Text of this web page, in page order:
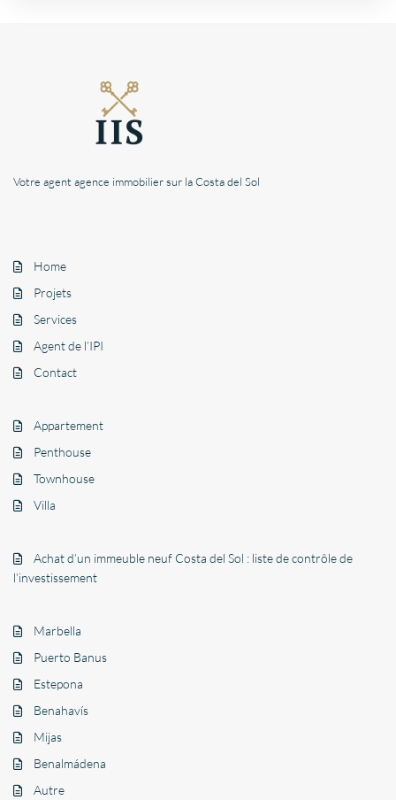
Votre agent agence immobilier sur la Costa del Sol
Home
Projets
Services
Agent de l’IPI
Contact
Appartement
Penthouse
Townhouse
Villa
Achat d’un immeuble neuf Costa del Sol : liste de contrôle de
l’investissement
Marbella
Puerto Banus
Estepona
Benahavís
Mijas
Benalmádena
Autre